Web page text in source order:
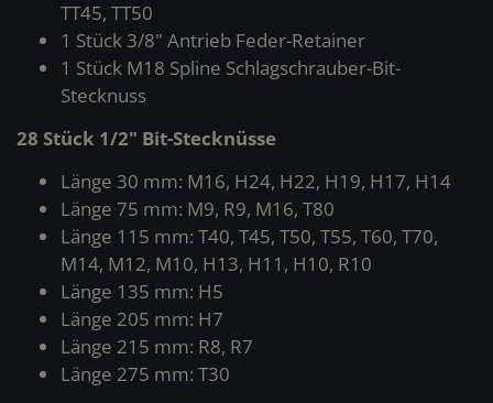
TT45, TT50
1 Stück 3/8" Antrieb Feder-Retainer
1 Stück M18 Spline Schlagschrauber-Bit-
Stecknuss
28 Stück 1/2" Bit-Stecknüsse
Länge 30 mm: M16, H24, H22, H19, H17, H14
Länge 75 mm: M9, R9, M16, T80
Länge 115 mm: T40, T45, T50, T55, T60, T70,
M14, M12, M10, H13, H11, H10, R10
Länge 135 mm: H5
Länge 205 mm: H7
Länge 215 mm: R8, R7
Länge 275 mm: T30